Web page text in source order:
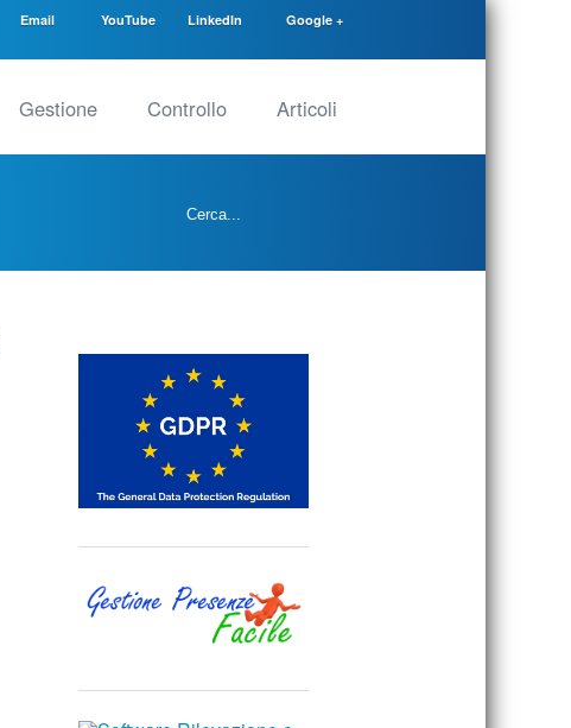
Email YouTube LinkedIn Google +
Gestione Controllo Articoli